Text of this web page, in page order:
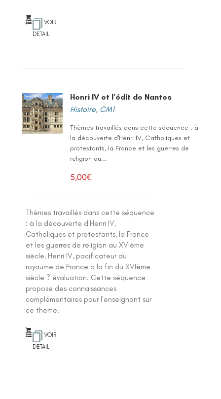
VOIR
DETAIL
Henri IV et l’édit de Nantes
Histoire, CM1
Thèmes travaillés dans cette séquence : à
la découverte d'Henri IV, Catholiques et
protestants, la France et les guerres de
religion au...
5,00€
Thèmes travaillés dans cette séquence
: à la découverte d'Henri IV,
Catholiques et protestants, la France
et les guerres de religion au XVIème
siècle, Henri IV, pacificateur du
royaume de France à la fin du XVIème
siècle ? évaluation. Cette séquence
propose des connaissances
complémentaires pour l'enseignant sur
ce thème.
VOIR
DETAIL